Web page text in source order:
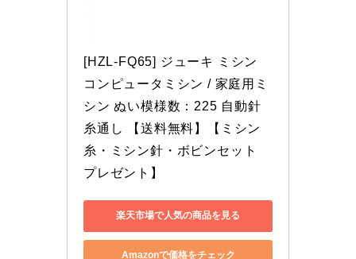
[HZL-FQ65] ジューキ ミシン
コンピュータミシン / 家庭用ミ
シン ぬい模様数：225 自動針
糸通し 【送料無料】【ミシン
糸・ミシン針・ボビンセット
プレゼント】
楽天市場で人気の商品を見る
Amazonで価格をチェック